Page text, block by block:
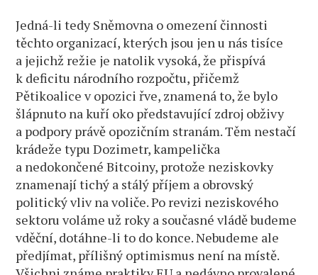
Jedná-li tedy Sněmovna o omezení činnosti
těchto organizací, kterých jsou jen u nás tisíce
a jejichž režie je natolik vysoká, že přispívá
k deficitu národního rozpočtu, přičemž
Pětikoalice v opozici řve, znamená to, že bylo
šlápnuto na kuří oko představující zdroj obživy
a podpory právě opozičním stranám. Těm nestačí
krádeže typu Dozimetr, kampelička
a nedokončené Bitcoiny, protože neziskovky
znamenají tichý a stálý příjem a obrovský
politický vliv na voliče. Po revizi neziskového
sektoru voláme už roky a současné vládě budeme
vděční, dotáhne-li to do konce. Nebudeme ale
předjímat, přílišný optimismus není na místě.